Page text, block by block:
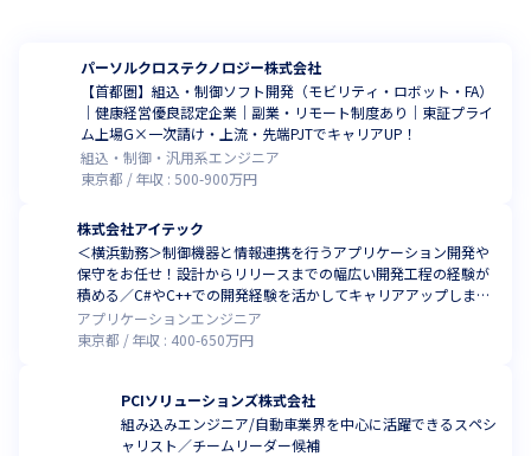
パーソルクロステクノロジー株式会社
【首都圏】組込・制御ソフト開発（モビリティ・ロボット・FA）
｜健康経営優良認定企業｜副業・リモート制度あり｜東証プライ
ム上場G×一次請け・上流・先端PJTでキャリアUP！
組込・制御・汎用系エンジニア
東京都
年収 : 500-900万円
株式会社アイテック
＜横浜勤務＞制御機器と情報連携を行うアプリケーション開発や
保守をお任せ！設計からリリースまでの幅広い開発工程の経験が
積める／C#やC++での開発経験を活かしてキャリアアップしませ
んか
アプリケーションエンジニア
東京都
年収 : 400-650万円
PCIソリューションズ株式会社
組み込みエンジニア/自動車業界を中心に活躍できるスペシ
ャリスト／チームリーダー候補